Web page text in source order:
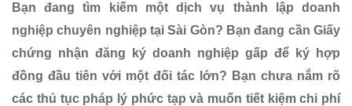
Bạn đang tìm kiếm một dịch vụ thành lập doanh
nghiệp chuyên nghiệp tại Sài Gòn? Bạn đang cần Giấy
chứng nhận đăng ký doanh nghiệp gấp để ký hợp
đồng đầu tiên với một đối tác lớn? Bạn chưa nắm rõ
các thủ tục pháp lý phức tạp và muốn tiết kiệm chi phí